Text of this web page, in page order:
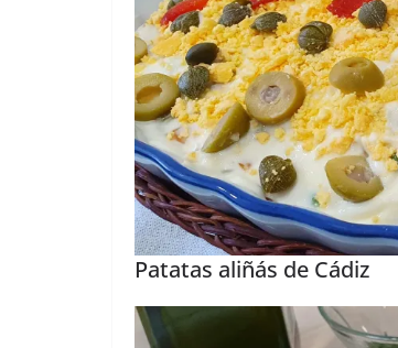
Patatas aliñás de Cádiz